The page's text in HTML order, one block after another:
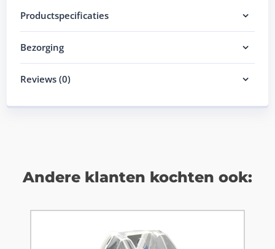
Productspecificaties
Bezorging
Reviews (0)
Andere klanten kochten ook: